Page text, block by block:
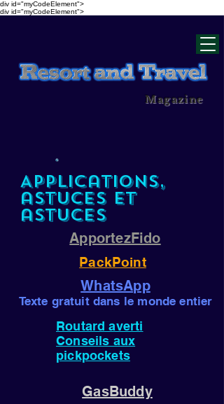
div id="myCodeElement">
div id="myCodeElement">
Magazine
Applications,
astuces et
astuces
ApportezFido
PackPoint
WhatsApp
Texte gratuit dans le monde entier
Routard averti
Conseils aux
pickpockets
GasBuddy